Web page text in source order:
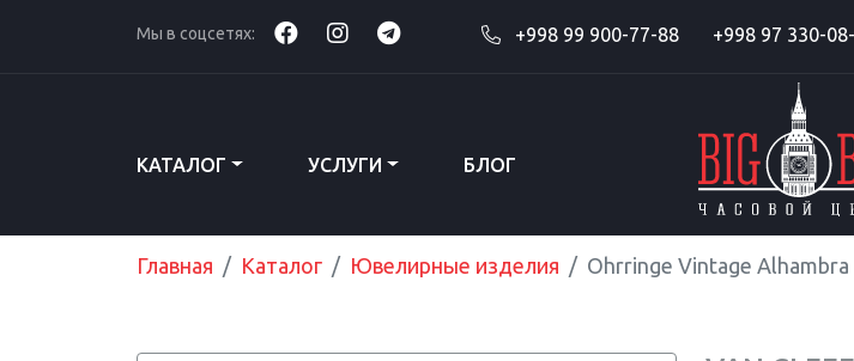
Мы в соцсетях: +998 99 900-77-88 +998 97 330-
КАТАЛОГ УСЛУГИ БЛОГ
Главная Каталог Ювелирные изделия Ohrringe Vintage Alhambra